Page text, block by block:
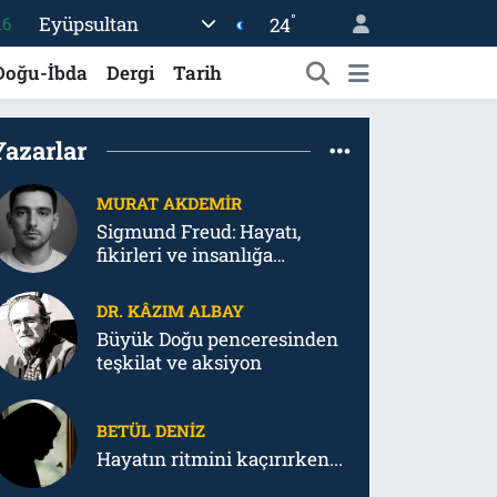
Eyüpsultan 24°
İbda Dergi Tarih
MURAT AKDEMIR
Sigmund Freud: Hayatı,
fikirleri ve insanlığa
tahribat
DR. KÂZIM ALBAY
Büyük Doğu penceresinden
teşkilat ve aksiyon
BETÜL DENIZ
Hayatın ritmini kaçırırken...